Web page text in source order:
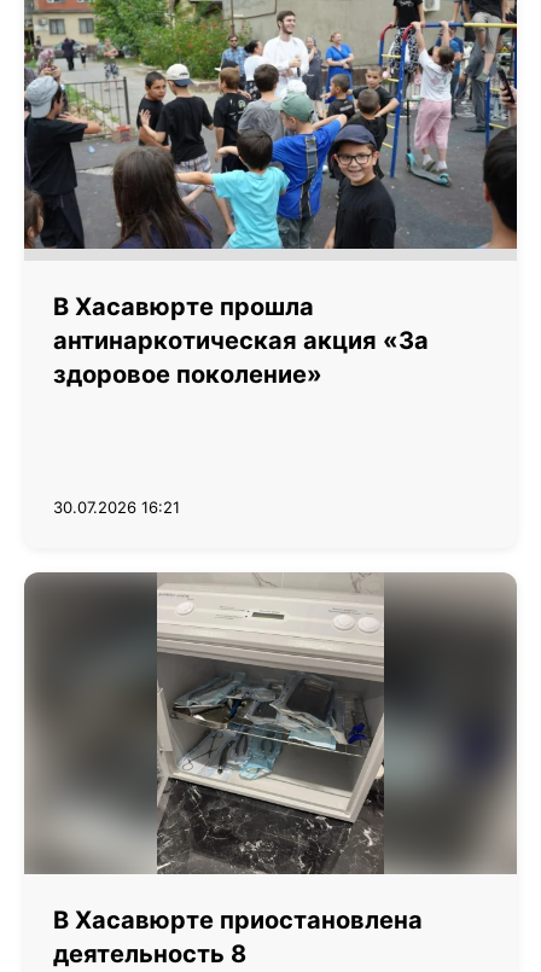
В Хасавюрте прошла
антинаркотическая акция «За
здоровое поколение»
30.07.2026 16:21
В Хасавюрте приостановлена
деятельность 8